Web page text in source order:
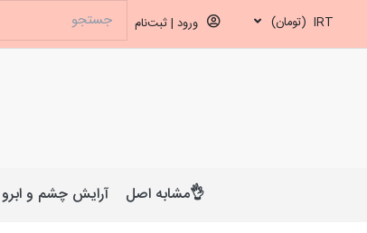
IRT (تومان) ورود | ثبت‌نام
👌مشابه اصل آرایش چشم و ابرو